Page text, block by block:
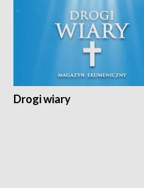
Drogi wiary